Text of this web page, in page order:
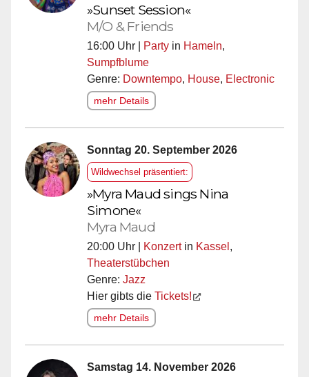
»Sunset Session«
M/O & Friends
16:00 Uhr | Party in Hameln,
Sumpfblume
Genre: Downtempo, House, Electronic
mehr Details
Sonntag 20. September 2026
Wildwechsel präsentiert:
»Myra Maud sings Nina
Simone«
Myra Maud
20:00 Uhr | Konzertin Kassel ,
Theaterstübchen
Genre: Jazz
Hier gibts die Tickets!
mehr Details
Samstag 14. November 2026